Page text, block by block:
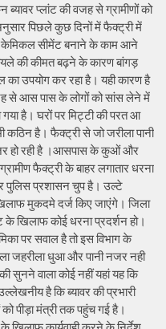
ब्यावर प्लांट की वजह से ग्रामीणों को
पिछले कुछ दिनों में फैक्ट्री में
केमिकल सीमेंट बनाने के काम आने
की कीमत बढ़ने के कारण बांगड़
उपयोग कर रहा है। यही कारण है
से आस पास के लोगों को सांस लेने में
गया है। घरों पर मिट्टी की परत आ
कठिन है। फैक्ट्री से जो जरीला पानी
हो रही है ।आसपास के कुओं और
ग्रामीण फैक्ट्री के बाहर लगातार धरना
पुलिस प्रशासन चुप है। उल्टे
मुकदमे दर्ज किए जाएंगे। जिला
खिलाफ कोई धरना प्रदर्शन हो।
पर सवाल है तो इस विभाग के
जहरीला धुआ और पानी नजर नही
सुनने वाला कोई नहीं यहां यह कि
है कि ब्यावर की प्रभारी
को पीड़ा मंत्री तक पहुंच गई है।